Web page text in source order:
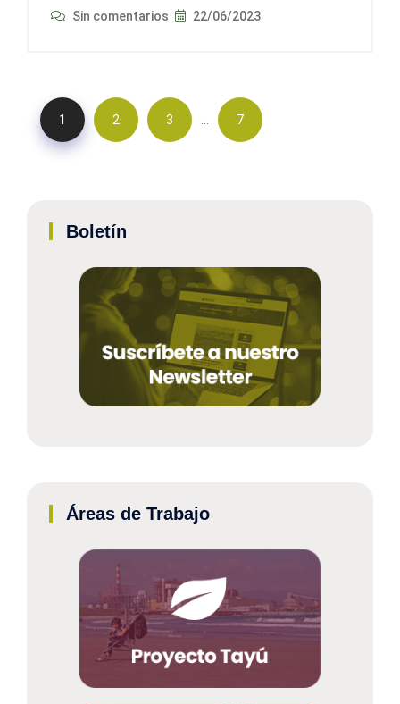
Sin comentarios 22/06/2023
1 2 3 … 7
Boletín
Áreas de Trabajo